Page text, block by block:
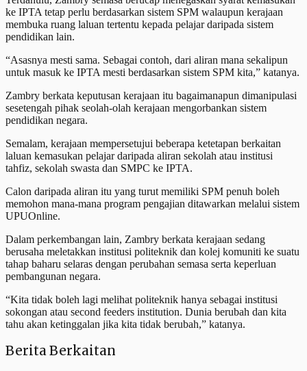
ke IPTA tetap perlu berdasarkan sistem SPM walaupun kerajaan
membuka ruang laluan tertentu kepada pelajar daripada sistem
pendidikan lain.
“Asasnya mesti sama. Sebagai contoh, dari aliran mana sekalipun
untuk masuk ke IPTA mesti berdasarkan sistem SPM kita,” katanya.
Zambry berkata keputusan kerajaan itu bagaimanapun dimanipulasi
sesetengah pihak seolah-olah kerajaan mengorbankan sistem
pendidikan negara.
Semalam, kerajaan mempersetujui beberapa ketetapan berkaitan
laluan kemasukan pelajar daripada aliran sekolah atau institusi
tahfiz, sekolah swasta dan SMPC ke IPTA.
Calon daripada aliran itu yang turut memiliki SPM penuh boleh
memohon mana-mana program pengajian ditawarkan melalui sistem
UPUOnline.
Dalam perkembangan lain, Zambry berkata kerajaan sedang
berusaha meletakkan institusi politeknik dan kolej komuniti ke suatu
tahap baharu selaras dengan perubahan semasa serta keperluan
pembangunan negara.
“Kita tidak boleh lagi melihat politeknik hanya sebagai institusi
sokongan atau second feeders institution. Dunia berubah dan kita
tahu akan ketinggalan jika kita tidak berubah,” katanya.
Berita Berkaitan